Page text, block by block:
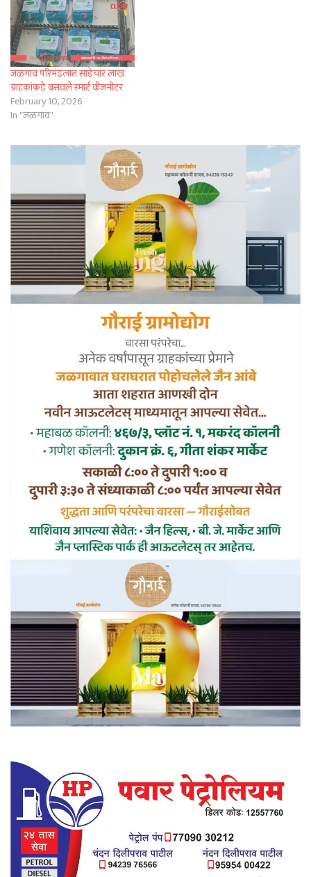
जळगाव परिमंडलात साडेचार लाख
ग्राहकांकडे बसवले स्मार्ट वीजमीटर
February 10, 2026
In "जळगाव"